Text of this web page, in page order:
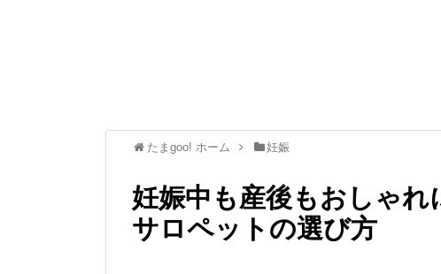
たまgoo! ホーム 妊娠
妊娠中も産後もおしゃ
サロペットの選び方